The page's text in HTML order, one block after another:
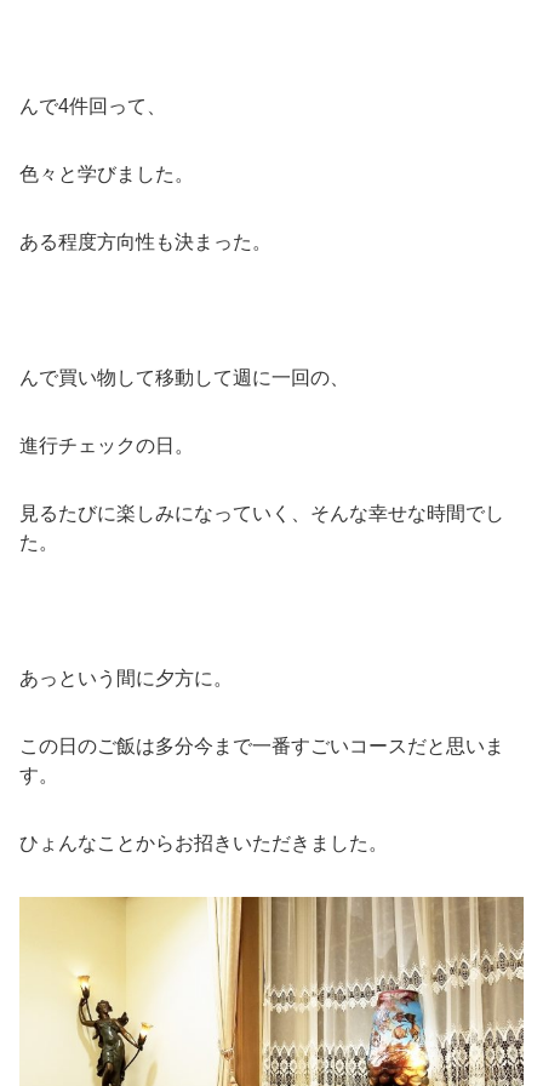
んで4件回って、
色々と学びました。
ある程度方向性も決まった。
んで買い物して移動して週に一回の、
進行チェックの日。
見るたびに楽しみになっていく、そんな幸せな時間でし
た。
あっという間に夕方に。
この日のご飯は多分今まで一番すごいコースだと思いま
す。
ひょんなことからお招きいただきました。